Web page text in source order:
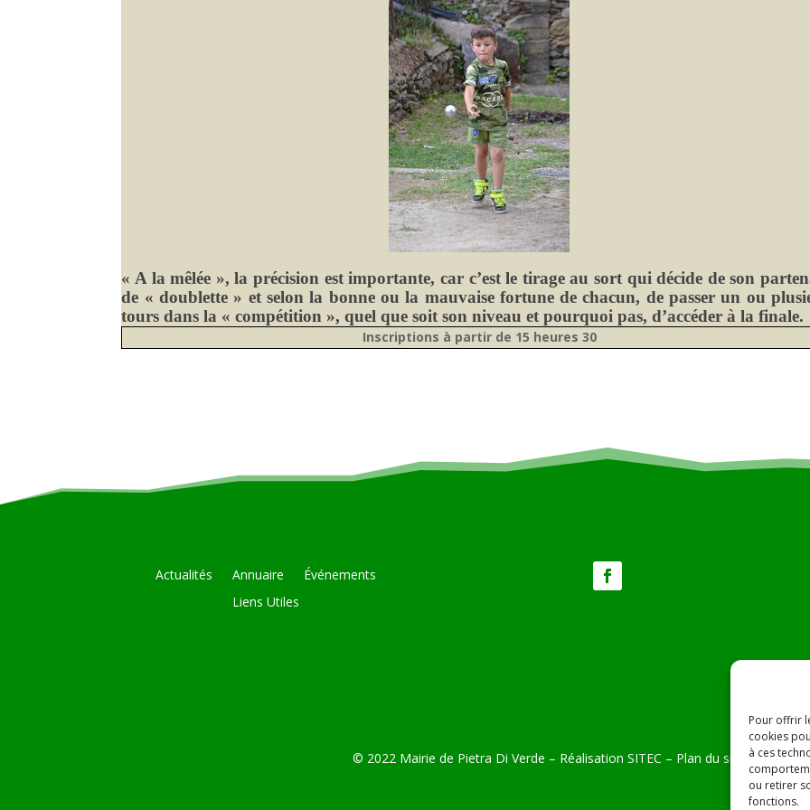
Pour offrir
cookies
à ces
ou retirer
fonctions.
« A la mêlée », la précision est importante, car c’est le tirage au sort qui décide de son
de « doublette » et selon la bonne ou la mauvaise fortune de chacun, de passer un ou
tours dans la « compétition », quel que soit son niveau et pourquoi pas, d’accéder à la finale.
Inscriptions à partir de 15 heures 30
Actualités Annuaire
Événements
Liens Utiles
© 2022 Mairie de Pietra Di Verde – Réalisation SITEC – Plan du site –